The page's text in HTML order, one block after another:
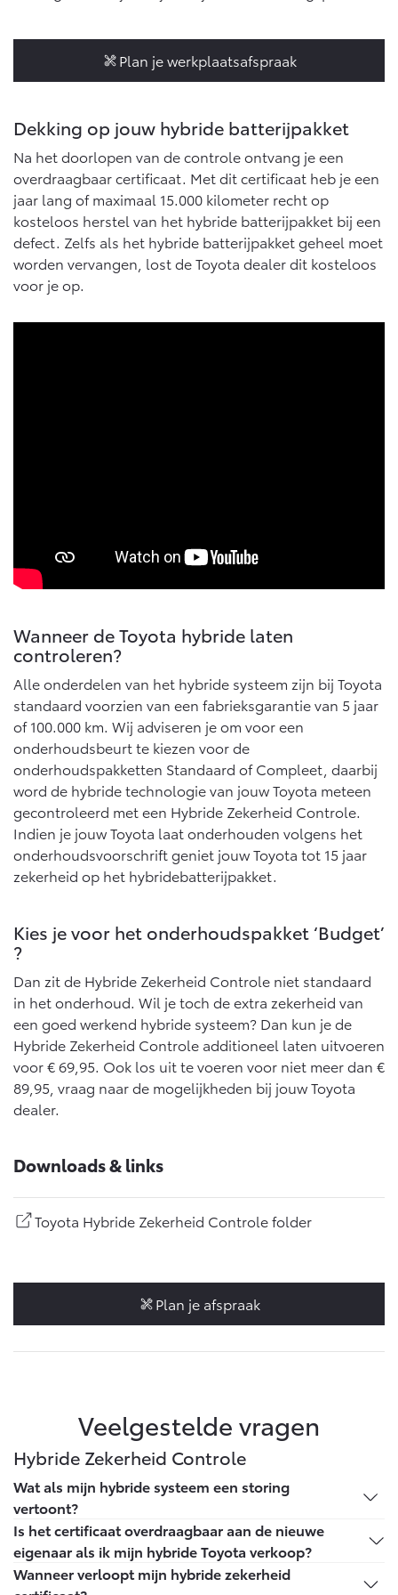
Corolla Cross
Vanaf € 39.995,-
Toyota C-HR
OOK ALS PLUG-IN
HYBRIDE
Vanaf € 36.495,-
Toyota C-HR+
BATTERIJ-ELEKTRISCH
RAV4
PLUG-IN HYBRIDE
Vanaf € 39.995,- Vanaf € 48.995,-
Mirai
Vanaf € 76.695,-
ELEKTRISCH
Vanaf € 27.945,-
Proace (excl. BTW)
OOK ALS BATTERIJ-
Vanaf € 37.500,-
Proace Verso
BATTERIJ-ELEKTRISCH
Vanaf € 55.950,-
Proace Max (excl. BTW)
OOK ALS BATTERIJ-
ELEKTRISCH
Hilux (excl. BTW)
OOK ALS BATTERIJ-
ELEKTRISCH
10 jaar batterijgarantie
Onderdelen
Accessoires
Banden
Connected
Connected Services
MyToyota login
Energie en slim laden
Toyota Autoverzekering
Toyota Hybride Autoverzekering
Bedrijfswagens op maat
Verzekeren
Plan je werkplaatsafspraak
Dekking op jouw hybride batterijpakket
Na het doorlopen van de controle ontvang je een
overdraagbaar certificaat. Met dit certificaat heb je een
jaar lang of maximaal 15.000 kilometer recht op
kosteloos herstel van het hybride batterijpakket bij een
defect. Zelfs als het hybride batterijpakket geheel moet
worden vervangen, lost de Toyota dealer dit kosteloos
voor je op.
Wanneer de Toyota hybride laten
controleren?
Alle onderdelen van het hybride systeem zijn bij Toyota
standaard voorzien van een fabrieksgarantie van 5 jaar
of 100.000 km. Wij adviseren je om voor een
onderhoudsbeurt te kiezen voor de
onderhoudspakketten Standaard of Compleet, daarbij
word de hybride technologie van jouw Toyota meteen
gecontroleerd met een Hybride Zekerheid Controle.
Indien je jouw Toyota laat onderhouden volgens het
onderhoudsvoorschrift geniet jouw Toyota tot 15 jaar
zekerheid op het hybridebatterijpakket.
Kies je voor het onderhoudspakket ‘Budget’
?
Dan zit de Hybride Zekerheid Controle niet standaard
in het onderhoud. Wil je toch de extra zekerheid van
een goed werkend hybride systeem? Dan kun je de
Hybride Zekerheid Controle additioneel laten uitvoeren
voor € 69,95. Ook los uit te voeren voor niet meer dan €
89,95, vraag naar de mogelijkheden bij jouw Toyota
dealer.
Downloads & links
Toyota Hybride Zekerheid Controle folder
Plan je afspraak
Veelgestelde vragen
Hybride Zekerheid Controle
Wat als mijn hybride systeem een storing
vertoont?
Binnen de looptijd van 5 jaar of 100.000 km kun je
terecht bij jouw Toyota dealer en deze brengt niets in
rekening voor het vervangen van het totale hybride
Is het certificaat overdraagbaar aan de nieuwe
eigenaar als ik mijn hybride Toyota verkoop?
Ja, het certificaat staat op naam van de auto en niet op
Wanneer verloopt mijn hybride zekerheid